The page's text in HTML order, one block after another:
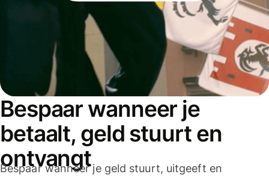
Bespaar wanneer je
betaalt, geld stuurt en
ontvangt
Bespaar wanneer je geld stuurt, uitgeeft en